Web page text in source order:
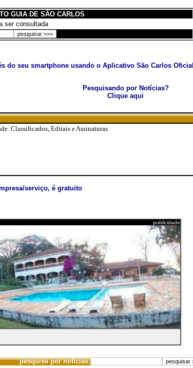
GUIA DE SÃO CARLOS
ser consultada
do seu smartphone usando o Aplicativo São Carlos Oficial
Pesquisando por Notícias?
Clique aqui
Classificados, Editais e Assinaturas.
serviço, é gratuito
publicidade
pesquise por notícias: